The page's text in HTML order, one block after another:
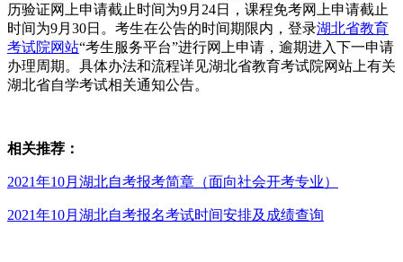
历验证网上申请截止时间为9月24日，课程免考网上申请截止
时间为9月30日。考生在公告的时间期限内，登录湖北省教育
考试院网站“考生服务平台”进行网上申请，逾期进入下一申请
办理周期。具体办法和流程详见湖北省教育考试院网站上有关
湖北省自学考试相关通知公告。
相关推荐：
2021年10月湖北自考报考简章（面向社会开考专业）
2021年10月湖北自考报名考试时间安排及成绩查询